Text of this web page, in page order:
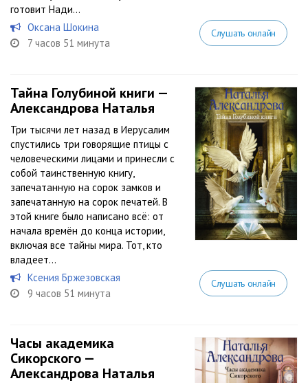
готовит Нади...
Оксана Шокина
7 часов 51 минута
Слушать онлайн
Тайна Голубиной книги —
Александрова Наталья
Три тысячи лет назад в Иерусалим
спустились три говорящие птицы с
человеческими лицами и принесли с
собой таинственную книгу,
запечатанную на сорок замков и
запечатанную на сорок печатей. В
этой книге было написано всё: от
начала времён до конца истории,
включая все тайны мира. Тот, кто
владеет...
Ксения Бржезовская
9 часов 51 минута
Слушать онлайн
Часы академика
Сикорского —
Александрова Наталья